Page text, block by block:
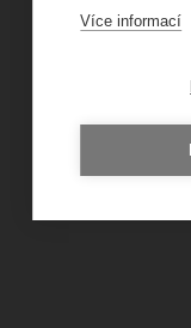
Více informací